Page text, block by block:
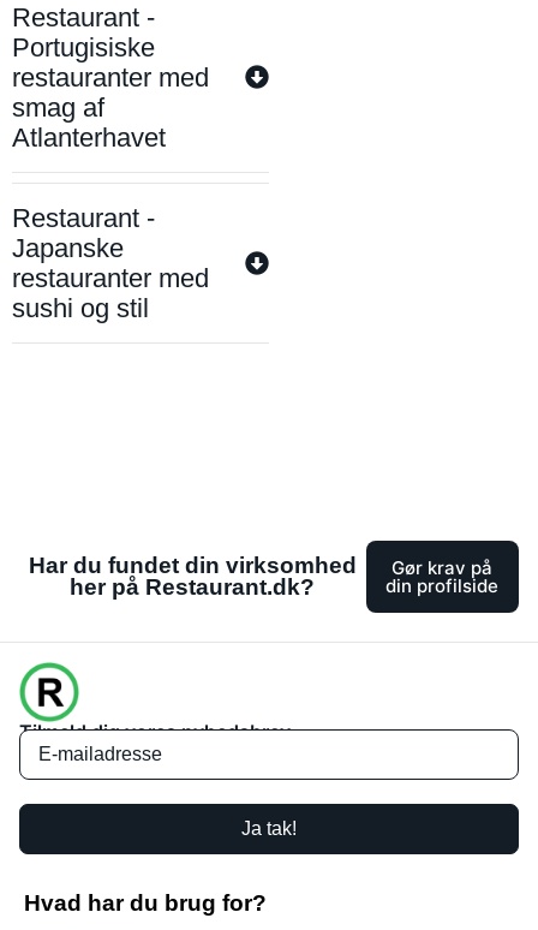
Restaurant -
Portugisiske
restauranter med
smag af
Atlanterhavet
Restaurant -
Japanske
restauranter med
sushi og stil
Har du fundet din virksomhed
her på Restaurant.dk?
Gør krav på
din profilside
Tilmeld dig vores nyhedsbrev
Ja tak!
Hvad har du brug for?